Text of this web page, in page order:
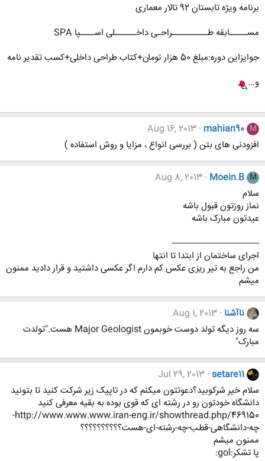
برنامه ویژه تابستان 92 تالار معماری
مســـــابقه طــــــــــراحـی داخــــــلی اســــپا SPA
جوایزاین دوره:مبلغ 50 هزار تومان+کتاب طراحی داخلی+کسب تقدیر نامه
و...
M
mahian90
Aug 16, 2013
افزودنی های بتن ( بررسی انواع ، مزایا و روش استفاده )
M
Moein.B
Aug 8, 2013
سلام
نماز روزتون قبول باشه
عیدتون مبارک باشه
-------------------------------------
اجرای ساختمان از ابتدا تا انتها
من راجع به تیر ریزی عکس کم دارم اگر عکسی داشتید و قرار دادید ممنون
میشم
ناآشنا Aug 1, 2013
سه روز دیگه تولد دوست خوبمون Major Geologist هست."تولدت
مبارک"
setare11
Jul 29, 2013
سلام خیر شرکوبید؟دعوتتون میکنم که در تاپیک زیر شرکت کنید تا بتونید
دانشگاه خودتون رو در رشته ای که قوی بوده به بقیه معرفی کنید
http://www.www.www.iran-eng.ir/showthread.php/469150-
چه-دانشگاهی-قطب-چه-رشته-ای-هست؟؟؟؟؟؟؟؟؟؟
ممنون میشم
پا تشکر:gol: